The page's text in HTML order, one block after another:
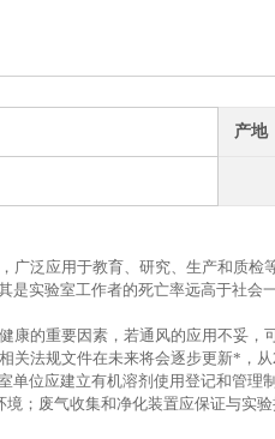
产地
广泛应用于教育、研究、生产和质检
是实验室工作者的死亡率远高于社
康的重要因素，若通风的应用不妥，
关法规文件在未来将会逐步更新*，从
单位应建立有机溶剂使用登记和管
；废气收集和净化装置应保证与实验